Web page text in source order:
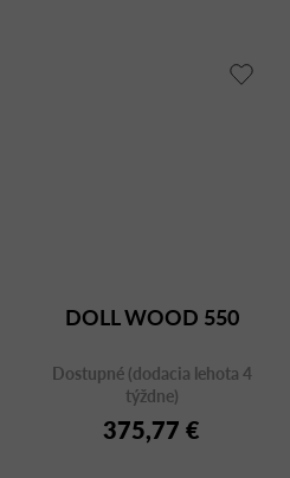
DOLL WOOD 550
Dostupné (dodacia lehota 4
týždne)
375,77 €